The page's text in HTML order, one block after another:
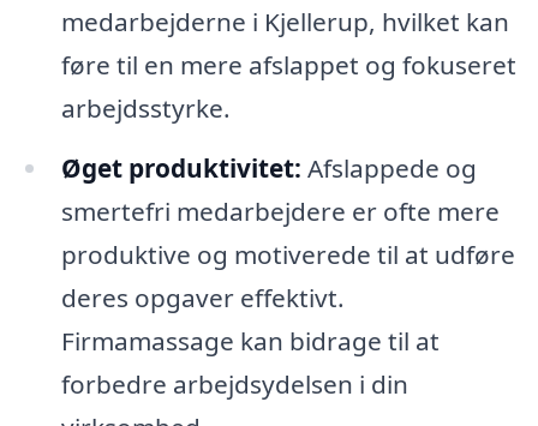
medarbejderne i Kjellerup, hvilket kan
føre til en mere afslappet og fokuseret
arbejdsstyrke.
Øget produktivitet: Afslappede og
smertefri medarbejdere er ofte mere
produktive og motiverede til at udføre
deres opgaver effektivt.
Firmamassage kan bidrage til at
forbedre arbejdsydelsen i din